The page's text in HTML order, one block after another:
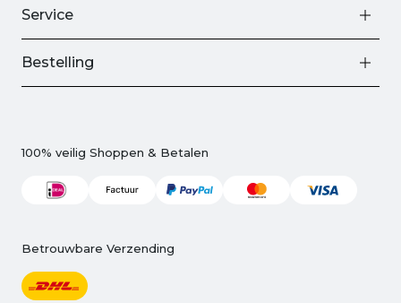
Service
Bestelling
100% veilig Shoppen & Betalen
Betrouwbare Verzending